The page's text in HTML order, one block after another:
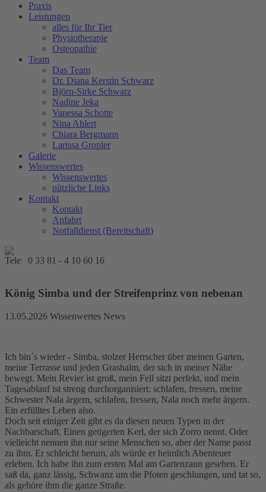
Praxis
Leistungen
alles für Ihr Tier
Physiotherapie
Osteopathie
Team
Das Team
Dr. Diana Kerstin Schwarz
Björn-Sirke Schwarz
Nadine Jeka
Vanessa Schotte
Nina Ahlert
Chiara Bergmann
Larissa Gropler
Galerie
Wissenswertes
Wissenswertes
nützliche Links
Kontakt
Kontakt
Anfahrt
Notfalldienst (Bereitschaft)
0 33 81 - 4 10 60 16
König Simba und der Streifenprinz von nebenan
13.05.2026 Wissenwertes News
Ich bin´s wieder - Simba, stolzer Herrscher über meinen Garten,
meine Terrasse und jeden Grashalm, der sich in meiner Nähe
bewegt. Mein Revier ist groß, mein Fell sitzt perfekt, und mein
Tagesablauf ist streng durchorganisiert: schlafen, fressen, meine
Schwester Nala ärgern, schlafen, fressen, Nala noch mehr ärgern.
Ein erfülltes Leben also.
Doch seit einiger Zeit gibt es da diesen neuen Typen in der
Nachbarschaft. Einen getigerten Kerl, der sich Zorro nennt. Oder
vielleicht nennen ihn nur seine Menschen so, aber der Name passt
zu ihm. Er schleicht herum, als würde er heimlich Abenteuer
erleben. Ich habe ihn zum ersten Mal am Gartenzaun gesehen. Er
saß da, ganz lässig, Schwanz um die Pfoten geschlungen, und tat so,
als gehöre ihm die ganze Straße.